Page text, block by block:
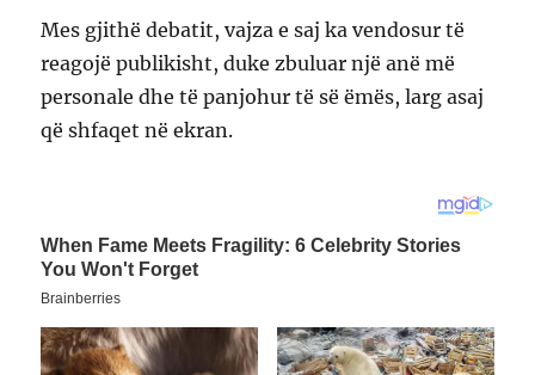
Mes gjithë debatit, vajza e saj ka vendosur të
reagojë publikisht, duke zbuluar një anë më
personale dhe të panjohur të së ëmës, larg asaj
që shfaqet në ekran.